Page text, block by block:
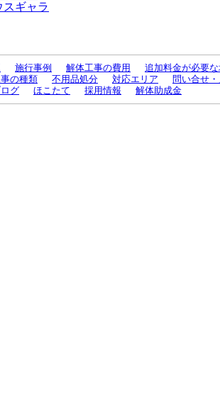
スギャラ
施行事例 解体工事の費用
追加料金が必要
の種類
不用品処分 対応エリア
問い合せ
グ
ほこたて 採用情報 解体助成金